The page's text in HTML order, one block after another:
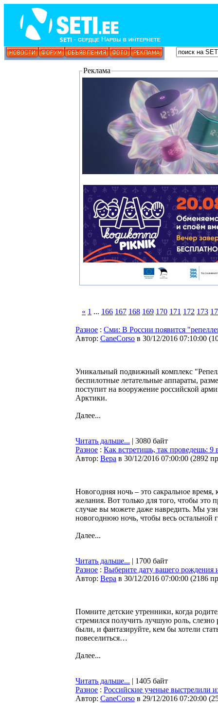
Реклама
« 1 ... 166 167 168 169 170 171 172 173
Разное : Сми: В России появится
Автор: CaneCorso в 30/12/2016 07:10:00 (
Уникальный подвижный комплекс
беспилотные летательные аппараты,
поступит на вооружение российской
Арктики.
Далее...
Читать дальше... | 3080 байт
Разное : Как встретишь, так проведешь: 9
Автор: Bepa в 30/12/2016 07:00:00 (2892
Новогодняя ночь – это сакральное
желания. Вот только для того, чтобы это
случае вы можете даже навредить. Мы
новогоднюю ночь, чтобы весь
Далее...
Читать дальше... | 1700 байт
Разное : Выберите дату вашего
Автор: Bepa в 30/12/2016 07:00:00 (2186
Помните детские утренники, когда
стремился получить лучшую роль,
были, и фантазируйте, кем бы хотели
повеселиться…
Далее...
Читать дальше... | 1405 байт
Разное : Российские ученые выстрелили
Автор: CaneCorso в 29/12/2016 07:20:00 (